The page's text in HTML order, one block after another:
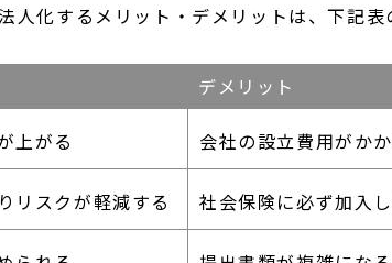
人化するメリット・デメリットは、下記表
デメリット
上がる 会社の設立費用がか
リスクが軽減する 社会保険に必ず加入